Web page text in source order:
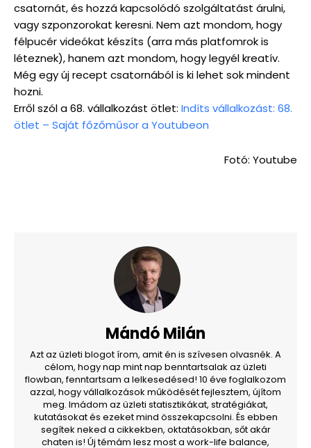
csatornát, és hozzá kapcsolódó szolgáltatást árulni,
vagy szponzorokat keresni. Nem azt mondom, hogy
félpucér videókat készíts (arra más platfomrok is
léteznek), hanem azt mondom, hogy legyél kreatív.
Még egy új recept csatornából is ki lehet sok mindent
hozni.
Erről szól a 68. vállalkozást ötlet: Indíts vállalkozást: 68.
ötlet – Saját főzőműsor a Youtubeon
Fotó: Youtube
Mándó Milán
Azt az üzleti blogot írom, amit én is szívesen olvasnék. A
célom, hogy nap mint nap benntartsalak az üzleti
flowban, fenntartsam a lelkesedésed! 10 éve foglalkozom
azzal, hogy vállalkozások működését fejlesztem, újítom
meg. Imádom az üzleti statisztikákat, stratégiákat,
kutatásokat és ezeket mind összekapcsolni. És ebben
segítek neked a cikkekben, oktatásokban, sőt akár
chaten is! Új témám lesz most a work-life balance,